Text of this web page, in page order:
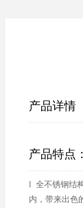
产品详情
产品特点：
l 全不锈钢结
内，带来出色